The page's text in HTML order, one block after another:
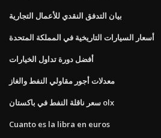
بيان التدفق النقدي للأعمال التجارية
أسعار السيارات التاريخية في المملكة المتحدة
أفضل دورة تداول الخيارات
معدلات أجور مقاولي النفط والغاز
سعر ناقلة النفط في باكستان olx
Cuanto es la libra en euros